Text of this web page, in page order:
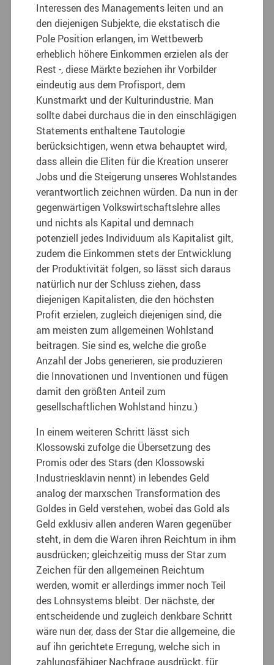
Interessen des Managements leiten und an
den diejenigen Subjekte, die ekstatisch die
Pole Position erlangen, im Wettbewerb
erheblich höhere Einkommen erzielen als der
Rest -, diese Märkte beziehen ihr Vorbilder
eindeutig aus dem Profisport, dem
Kunstmarkt und der Kulturindustrie. Man
sollte dabei durchaus die in den einschlägigen
Statements enthaltene Tautologie
berücksichtigen, wenn etwa behauptet wird,
dass allein die Eliten für die Kreation unserer
Jobs und die Steigerung unseres Wohlstandes
verantwortlich zeichnen würden. Da nun in der
gegenwärtigen Volkswirtschaftslehre alles
und nichts als Kapital und demnach
potenziell jedes Individuum als Kapitalist gilt,
zudem die Einkommen stets der Entwicklung
der Produktivität folgen, so lässt sich daraus
natürlich nur der Schluss ziehen, dass
diejenigen Kapitalisten, die den höchsten
Profit erzielen, zugleich diejenigen sind, die
am meisten zum allgemeinen Wohlstand
beitragen. Sie sind es, welche die große
Anzahl der Jobs generieren, sie produzieren
die Innovationen und Inventionen und fügen
damit den größten Anteil zum
gesellschaftlichen Wohlstand hinzu.)
In einem weiteren Schritt lässt sich
Klossowski zufolge die Übersetzung des
Promis oder des Stars (den Klossowski
Industriesklavin nennt) in lebendes Geld
analog der marxschen Transformation des
Goldes in Geld verstehen, wobei das Gold als
Geld exklusiv allen anderen Waren gegenüber
steht, in dem die Waren ihren Reichtum in ihm
ausdrücken; gleichzeitig muss der Star zum
Zeichen für den allgemeinen Reichtum
werden, womit er allerdings immer noch Teil
des Lohnsystems bleibt. Der nächste, der
entscheidende und zugleich denkbare Schritt
wäre nun der, dass der Star die allgemeine, die
auf ihn gerichtete Erregung, welche sich in
zahlungsfähiger Nachfrage ausdrückt, für